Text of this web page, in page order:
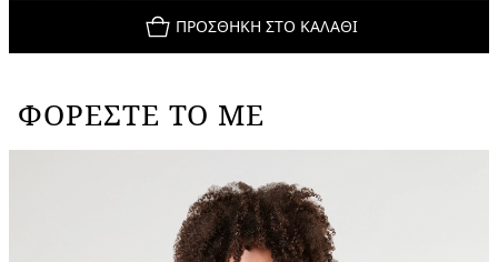
ΠΡΟΣΘΉΚΗ ΣΤΟ ΚΑΛΆΘΙ
ΦΟΡΈΣΤΕ ΤΟ ΜΕ